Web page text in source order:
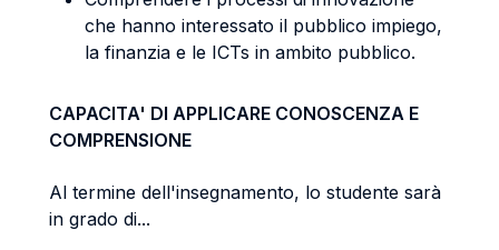
che hanno interessato il pubblico impiego,
la finanzia e le ICTs in ambito pubblico.
CAPACITA' DI APPLICARE CONOSCENZA E
COMPRENSIONE
Al termine dell'insegnamento, lo studente sarà
in grado di...